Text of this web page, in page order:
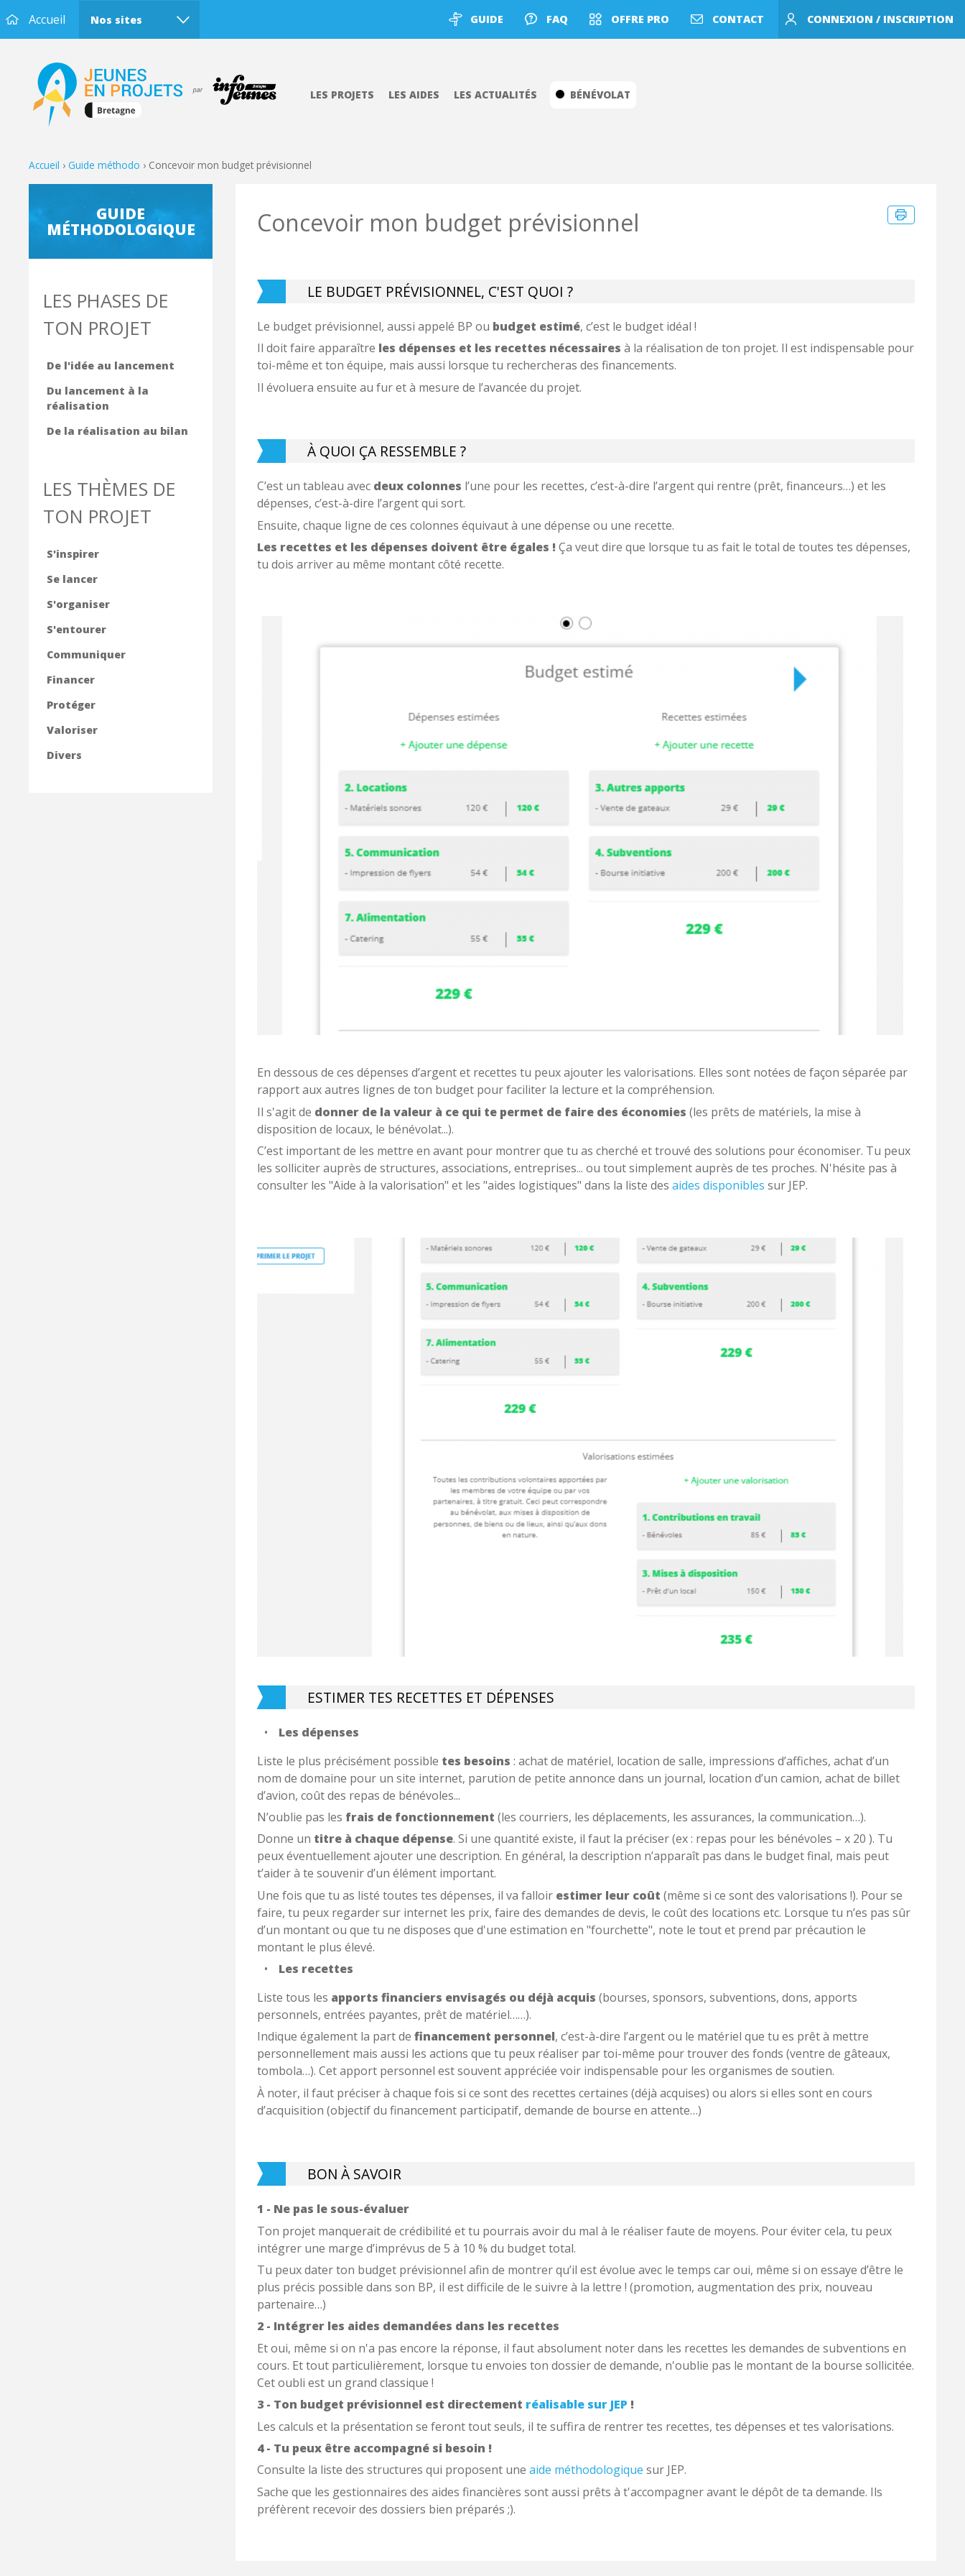
Accueil Nos sites GUIDE FAQ OFFRE PRO CONTACT CONNEXION / INSCRIPTION
LES PROJETS LES AIDES LES ACTUALITÉS BÉNÉVOLAT
Accueil › Guide méthodo › Concevoir mon budget prévisionnel
Concevoir mon budget prévisionnel
LE BUDGET PRÉVISIONNEL, C'EST QUOI ?
Le budget prévisionnel, aussi appelé BP ou budget estimé, c’est le budget idéal !
Il doit faire apparaître les dépenses et les recettes nécessaires à la réalisation de ton projet. Il est indispensable pour
toi-même et ton équipe, mais aussi lorsque tu rechercheras des financements.
Il évoluera ensuite au fur et à mesure de l’avancée du projet.
À QUOI ÇA RESSEMBLE ?
C’est un tableau avec deux colonnes l’une pour les recettes, c’est-à-dire l’argent qui rentre (prêt, financeurs…) et les
dépenses, c’est-à-dire l’argent qui sort.
Ensuite, chaque ligne de ces colonnes équivaut à une dépense ou une recette.
Les recettes et les dépenses doivent être égales ! Ça veut dire que lorsque tu as fait le total de toutes tes dépenses,
tu dois arriver au même montant côté recette.
En dessous de ces dépenses d’argent et recettes tu peux ajouter les valorisations. Elles sont notées de façon séparée par
rapport aux autres lignes de ton budget pour faciliter la lecture et la compréhension.
Il s'agit de donner de la valeur à ce qui te permet de faire des économies (les prêts de matériels, la mise à
disposition de locaux, le bénévolat...).
C’est important de les mettre en avant pour montrer que tu as cherché et trouvé des solutions pour économiser. Tu peux
les solliciter auprès de structures, associations, entreprises... ou tout simplement auprès de tes proches. N'hésite pas à
consulter les "Aide à la valorisation" et les "aides logistiques" dans la liste des aides disponibles sur JEP.
ESTIMER TES RECETTES ET DÉPENSES
Les dépenses
Liste le plus précisément possible tes besoins : achat de matériel, location de salle, impressions d’affiches, achat d’un
nom de domaine pour un site internet, parution de petite annonce dans un journal, location d’un camion, achat de billet
d’avion, coût des repas de bénévoles...
N’oublie pas les frais de fonctionnement (les courriers, les déplacements, les assurances, la communication…).
Donne un titre à chaque dépense. Si une quantité existe, il faut la préciser (ex : repas pour les bénévoles – x 20 ). Tu
peux éventuellement ajouter une description. En général, la description n’apparaît pas dans le budget final, mais peut
t’aider à te souvenir d’un élément important.
Une fois que tu as listé toutes tes dépenses, il va falloir estimer leur coût (même si ce sont des valorisations !). Pour se
faire, tu peux regarder sur internet les prix, faire des demandes de devis, le coût des locations etc. Lorsque tu n’es pas sûr
d’un montant ou que tu ne disposes que d'une estimation en "fourchette", note le tout et prend par précaution le
montant le plus élevé.
Les recettes
Liste tous les apports financiers envisagés ou déjà acquis (bourses, sponsors, subventions, dons, apports
personnels, entrées payantes, prêt de matériel……).
Indique également la part de financement personnel, c’est-à-dire l’argent ou le matériel que tu es prêt à mettre
personnellement mais aussi les actions que tu peux réaliser par toi-même pour trouver des fonds (ventre de gâteaux,
tombola…). Cet apport personnel est souvent appréciée voir indispensable pour les organismes de soutien.
À noter, il faut préciser à chaque fois si ce sont des recettes certaines (déjà acquises) ou alors si elles sont en cours
d’acquisition (objectif du financement participatif, demande de bourse en attente…)
BON À SAVOIR
1 - Ne pas le sous-évaluer
Ton projet manquerait de crédibilité et tu pourrais avoir du mal à le réaliser faute de moyens. Pour éviter cela, tu peux
intégrer une marge d’imprévus de 5 à 10 % du budget total.
Tu peux dater ton budget prévisionnel afin de montrer qu’il est évolue avec le temps car oui, même si on essaye d’être le
plus précis possible dans son BP, il est difficile de le suivre à la lettre ! (promotion, augmentation des prix, nouveau
partenaire…)
2 - Intégrer les aides demandées dans les recettes
Et oui, même si on n'a pas encore la réponse, il faut absolument noter dans les recettes les demandes de subventions en
cours. Et tout particulièrement, lorsque tu envoies ton dossier de demande, n'oublie pas le montant de la bourse sollicitée.
Cet oubli est un grand classique !
3 - Ton budget prévisionnel est directement réalisable sur JEP !
Les calculs et la présentation se feront tout seuls, il te suffira de rentrer tes recettes, tes dépenses et tes valorisations.
4 - Tu peux être accompagné si besoin !
Consulte la liste des structures qui proposent une aide méthodologique sur JEP.
Sache que les gestionnaires des aides financières sont aussi prêts à t'accompagner avant le dépôt de ta demande. Ils
préfèrent recevoir des dossiers bien préparés ;).
GUIDE
MÉTHODOLOGIQUE
LES PHASES DE
TON PROJET
De l'idée au lancement
Du lancement à la
réalisation
De la réalisation au bilan
LES THÈMES DE
TON PROJET
S'inspirer
Se lancer
S'organiser
S'entourer
Communiquer
Financer
Protéger
Valoriser
Divers